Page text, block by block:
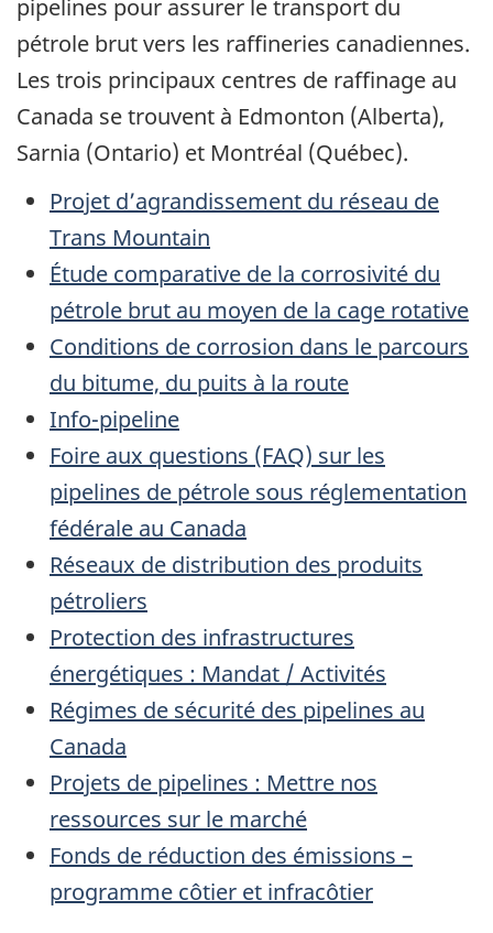
pipelines pour assurer le transport du
pétrole brut vers les raffineries canadiennes.
Les trois principaux centres de raffinage au
Canada se trouvent à Edmonton (Alberta),
Sarnia (Ontario) et Montréal (Québec).
Projet d’agrandissement du réseau de
Trans Mountain
Étude comparative de la corrosivité du
pétrole brut au moyen de la cage rotative
Conditions de corrosion dans le parcours
du bitume, du puits à la route
Info-pipeline
Foire aux questions (FAQ) sur les
pipelines de pétrole sous réglementation
fédérale au Canada
Réseaux de distribution des produits
pétroliers
Protection des infrastructures
énergétiques : Mandat / Activités
Régimes de sécurité des pipelines au
Canada
Projets de pipelines : Mettre nos
ressources sur le marché
Fonds de réduction des émissions –
programme côtier et infracôtier